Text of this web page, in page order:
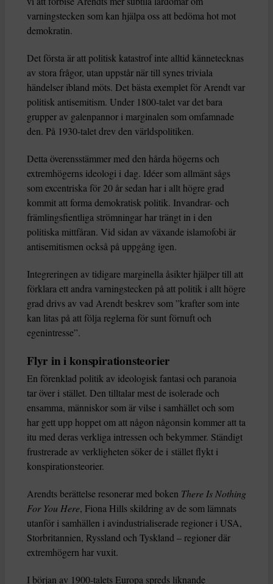
varningstecken som kan hjälpa oss att bedöma hot mot
demokratin.
Det första är att politisk katastrof inte alltid kännetecknas
av stora frågor, utan uppstår när till synes triviala
händelser ibland möts. Det bästa exemplet för Arendt var
politisk antisemitism. Under 1800-talet var det bara
grupper av galenpannor i marginalen som omfamnade
den. På 1930-talet drev den världspolitiken.
Detta överensstämmer med den hårda högerns och
extremhögerns ideologi i dag. Idéer som allmänt sågs
som excentriska för 20 år sedan har i allt högre grad
kommit att forma demokratisk politik. Invandrar- och
främlingsfientliga strömningar har trängt in i den
politiska mittfåran. Vid sidan av växande islamofobi är
antisemitismen också på uppgång igen.
Integreringen av tidigare marginella åsikter hjälper till att
förklara ett andra varningstecken på att politik i allt högre
grad drivs av vad Arendt beskrev som ”krafter som inte
kan litas på att följa reglerna för sunt förnuft och
egenintresse”.
Flyr in i konspirationsteorier
En förenklad politik av ideologisk fantasi och paranoia
tar över i stället. Den tilltalar mest de isolerade och
ensamma, människor som är vilse i samhället och som
har gett upp hoppet om att någon någonsin kommer att ta
itu med deras verkliga intressen och bekymmer. Ständigt
frustrerade av verkligheten söker de i stället flykt i
konspirationsteorier.
Arendts berättelse resonerar med boken There Is Nothing
For You Here, Fiona Hills skildring av de som lämnats
utanför i samhällen i avindustrialiserade regioner i USA,
Storbritannien, Ryssland och Tyskland – regioner där
extremhögern har vuxit.
I början av 1900-talets Europa spreds liknande